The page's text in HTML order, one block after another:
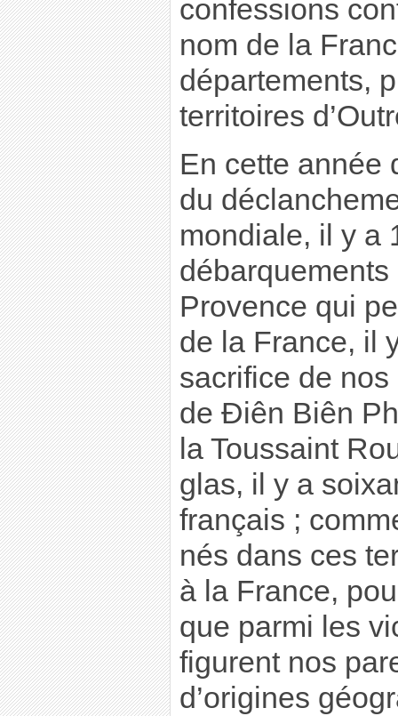
confessions
nom de la
départements,
territoires
En cette année
du
mondiale, il y a
Provence qui
de la France, il
sacrifice de
de Ðiên Biên
la Toussaint
glas, il y a
français ;
nés dans ces
à la France,
que parmi les
figurent nos
d’origines